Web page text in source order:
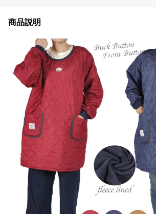
商品説明